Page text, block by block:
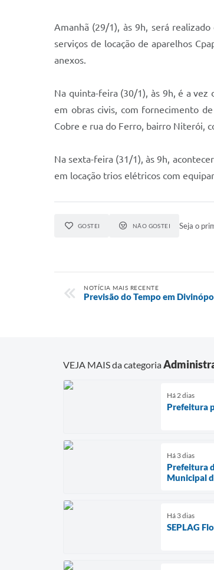
Amanhã (29/1), às 9h, será
serviços de locação de aparelhos
anexos.
Na quinta-feira (30/1), às 9h, é a vez
em obras civis, com fornecimento
Cobre e rua do Ferro, bairro Niterói,
Na sexta-feira (31/1), às 9h,
em locação trios elétricos com
GOSTEI NÃO GOSTEI Seja o
NOTÍCIA MAIS RECENTE
Previsão do Tempo em
VEJA MAIS da categoria
Há 2 dias
Prefeitura
Há 3 dias
Prefeitura
Municipal
Há 3 dias
SEPLAG